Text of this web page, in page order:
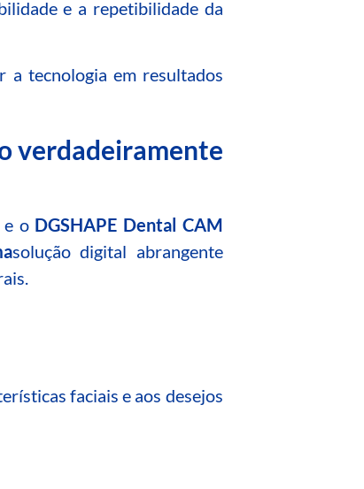
e a repetibilidade da
a tecnologia em resultados
verdadeiramente
e o DGSHAPE Dental CAM
solução digital abrangente
.
faciais e aos desejos